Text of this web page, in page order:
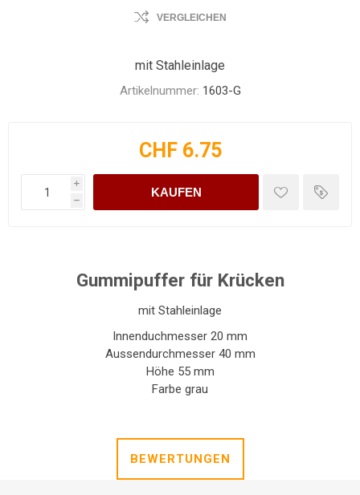
VERGLEICHEN
mit Stahleinlage
Artikelnummer: 1603-G
CHF 6.75
i
h
KAUFEN
Gummipuffer für Krücken
mit Stahleinlage
Innenduchmesser 20 mm
Aussendurchmesser 40 mm
Höhe 55 mm
Farbe grau
BEWERTUNGEN